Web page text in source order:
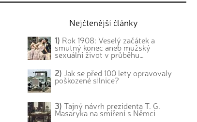
Nejčtenější články
1) Rok 1908: Veselý začátek a
smutný konec aneb mužský
sexuální život v průběhu…
2) Jak se před 100 lety opravovaly
poškozené silnice?
3) Tajný návrh prezidenta T. G.
Masaryka na smíření s Němci